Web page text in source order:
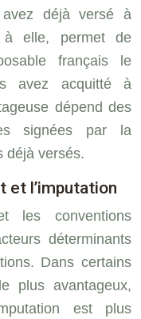
déjà versé à
à elle, permet de
français le
avez acquitté à
dépend des
signées par la
déjà versés.
et l’imputation
les conventions
déterminants
Dans certains
plus avantageux,
est plus